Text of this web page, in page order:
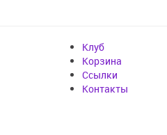
Клуб
Корзина
Cсылки
Контакты